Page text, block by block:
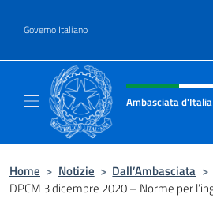
Governo Italiano
Intestazione sito,
Ambasciata
Home > Notizie > Dall’Ambasciata >
DPCM 3 dicembre 2020 – Norme per